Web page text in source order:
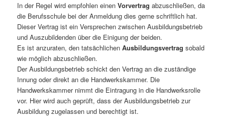
In der Regel wird empfohlen einenVorvertrag abzuschließen, da
die Berufsschule bei der Anmeldung dies gerne schriftlich hat.
Dieser Vertrag ist ein Versprechen zwischen Ausbildungsbetrieb
und Auszubildenden über die Einigung der beiden.
Es ist anzuraten, den tatsächlichenAusbildungsvertrag sobald
wie möglich abzuschließen.
Der Ausbildungsbetrieb schickt den Vertrag an die zuständige
Innung oder direkt an die Handwerkskammer. Die
Handwerkskammer nimmt die Eintragung in die Handwerksrolle
vor. Hier wird auch geprüft, dass der Ausbildungsbetrieb zur
Ausbildung zugelassen und berechtigt ist.